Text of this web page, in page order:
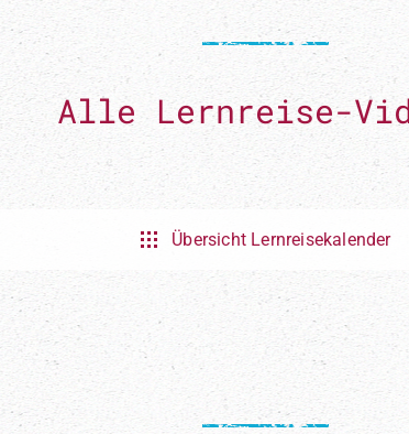
Alle Lernreise-
Übersicht Lernreisekalender
zu Agilität und Innovation. Werde Teil
jetzt deine agile Reise.